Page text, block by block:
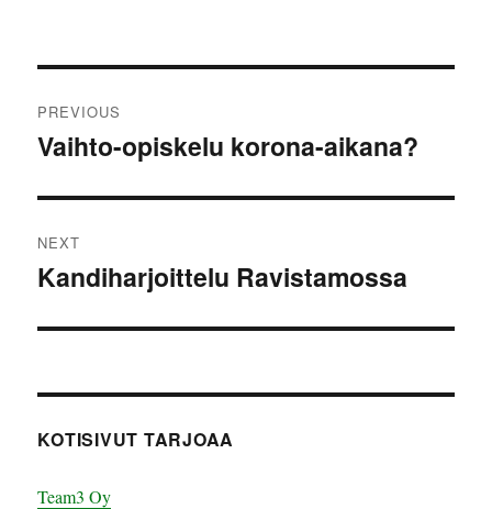
navigation
PREVIOUS
Previous
Vaihto-opiskelu korona-aikana?
NEXT
Next
Kandiharjoittelu Ravistamossa
KOTISIVUT TARJOAA
Team3 Oy